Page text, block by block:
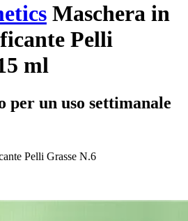
Maschera in
Pelli
ml
per un uso settimanale
Pelli Grasse N.6